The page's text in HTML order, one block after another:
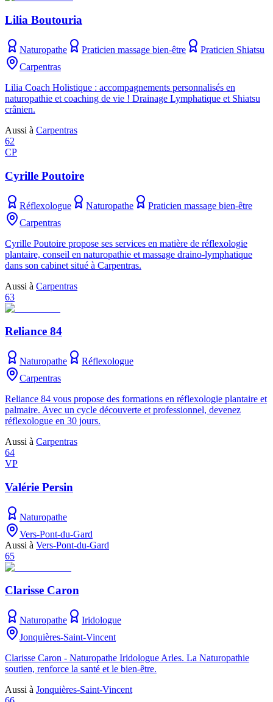
Lilia Boutouria
Naturopathe Praticien massage bien-être
Praticien Shiatsu
Carpentras
Lilia Coach Holistique : accompagnements personnalisés en
naturopathie et coaching de vie ! Drainage Lymphatique et Shiatsu
crânien.
Aussi à Carpentras
62
CP
Cyrille Poutoire
Réflexologue Naturopathe
Praticien massage bien-être
Carpentras
Cyrille Poutoire propose ses services en matière de réflexologie
plantaire, conseil en naturopathie et massage draino-lymphatique
dans son cabinet situé à Carpentras.
Aussi à Carpentras
63
Reliance 84
Naturopathe
Réflexologue
Carpentras
Reliance 84 vous propose des formations en réflexologie plantaire et
palmaire. Avec un cycle découverte et professionnel, devenez
réflexologue en 30 jours.
Aussi à Carpentras
64
VP
Valérie Persin
Naturopathe
Vers-Pont-du-Gard
Aussi à Vers-Pont-du-Gard
65
Clarisse Caron
Naturopathe
Iridologue
Jonquières-Saint-Vincent
Clarisse Caron - Naturopathe Iridologue Arles. La Naturopathie
soutien, renforce la santé et le bien-être.
Aussi à Jonquières-Saint-Vincent